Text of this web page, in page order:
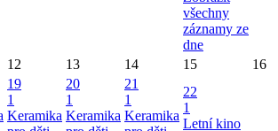
všechny
záznamy ze
dne
12 13 14 15
16
19
1
Keramika
20
1
Keramika
21
1
Keramika
22
1
Letní kino